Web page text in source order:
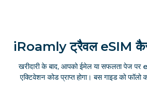
iRoamly ट्रैवल eSIM
खरीदारी के बाद, आपको ईमेल या सफलता पेज
एक्टिवेशन कोड प्राप्त होगा। बस गाइड को